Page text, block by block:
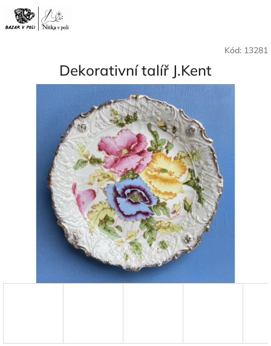
obsah
Kód: 13281
Dekorativní talíř J.Kent